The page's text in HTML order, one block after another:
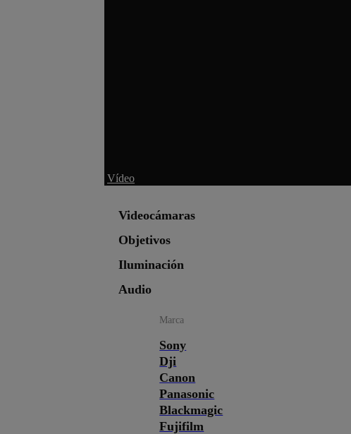
Vídeo
Videocámaras
Objetivos
Iluminación
Audio
Marca
Sony
Dji
Canon
Panasonic
Blackmagic
Fujifilm